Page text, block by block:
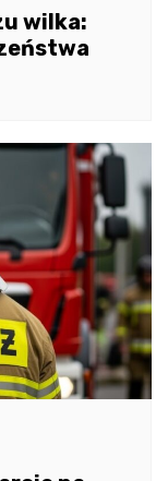
wilka: